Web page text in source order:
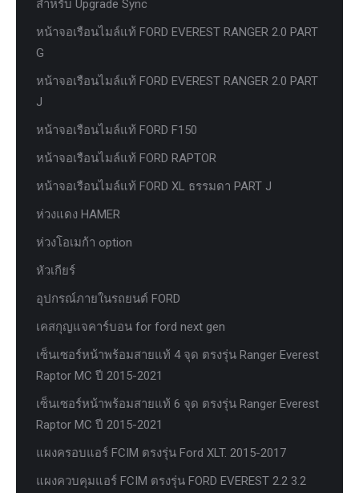
สำหรับ Upgrade Sync
หน้าจอเรือนไมล์แท้ FORD EVEREST RANGER 2.0 PART
G
หน้าจอเรือนไมล์แท้ FORD EVEREST RANGER 2.0 PART
J
หน้าจอเรือนไมล์แท้ FORD F150
หน้าจอเรือนไมล์แท้ FORD RAPTOR
หน้าจอเรือนไมล์แท้ FORD XL ธรรมดา PART J
ห่วงแดง HAMER
ห่วงโอเมก้า option
หัวเกียร์
อุปกรณ์ภายในรถยนต์ FORD
เคสกุญแจคาร์บอน for ford next gen
เซ็นเซอร์หน้าพร้อมสายแท้ 4 จุด ตรงรุ่น Ranger Everest
Raptor MC ปี 2015-2021
เซ็นเซอร์หน้าพร้อมสายแท้ 6 จุด ตรงรุ่น Ranger Everest
Raptor MC ปี 2015-2021
แผงครอบแอร์ FCIM ตรงรุ่น Ford XLT. 2015-2017
แผงควบคุมแอร์ FCIM ตรงรุ่น FORD EVEREST 2.2 3.2